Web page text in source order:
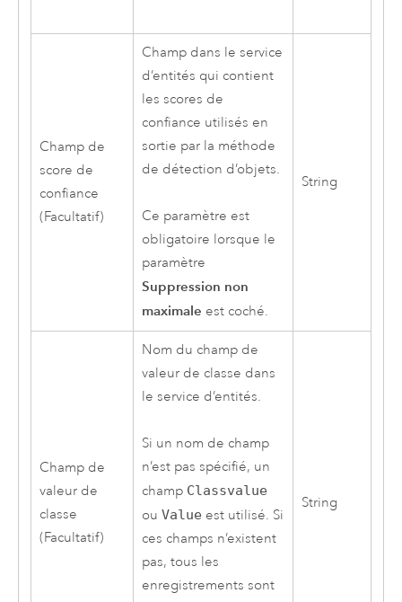
Champ de
score de
confiance
(Facultatif)
Champ dans le service
d’entités qui contient
les scores de
confiance utilisés en
sortie par la méthode
de détection d’objets.
Ce paramètre est
obligatoire lorsque le
paramètre
Suppression non
maximale est coché.
String
Champ de
valeur de
classe
(Facultatif)
Nom du champ de
valeur de classe dans
le service d’entités.
Si un nom de champ
n’est pas spécifié, un
champ Classvalue
ou Value est utilisé. Si
ces champs n’existent
pas, tous les
enregistrements sont
String